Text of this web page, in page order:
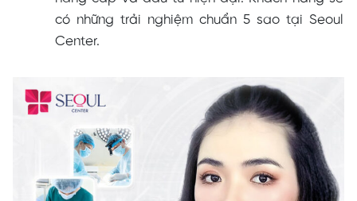
có những trải nghiệm chuẩn 5 sao tại Seoul
Center.